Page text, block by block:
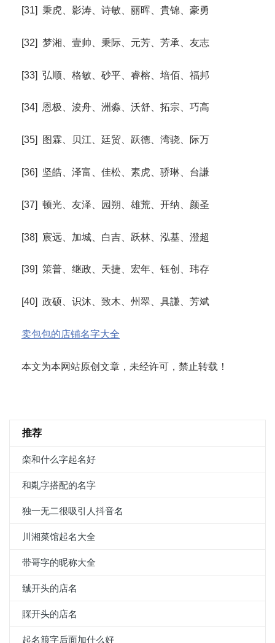
[31] 秉虎、影涛、诗敏、丽晖、貴锦、豪勇
[32] 梦湘、壹帅、秉际、元芳、芳承、友志
[33] 弘顺、格敏、砂平、睿榕、培佰、福邦
[34] 恩极、浚舟、洲淼、沃舒、拓宗、巧高
[35] 图霖、贝江、廷贸、跃德、湾骁、际万
[36] 坚皓、泽富、佳松、素虎、骄琳、台謙
[37] 顿光、友泽、园朔、雄荒、开纳、颜圣
[38] 宸远、加城、白吉、跃林、泓基、澄超
[39] 策普、继政、天捷、宏年、钰创、玮存
[40] 政硕、识沐、致木、州翠、具謙、芳斌
卖包包的店铺名字大全
本文为本网站原创文章，未经许可，禁止转载！
推荐
栾和什么字起名好
和亃字搭配的名字
独一无二很吸引人抖音名
川湘菜馆起名大全
带哥字的昵称大全
臹开头的店名
賝开头的店名
起名箙字后面加什么好